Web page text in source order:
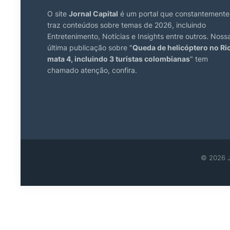
O site Jornal Capital é um portal que constantemente
traz conteúdos sobre temas de 2026, incluindo
Entretenimento, Notícias e Insights entre outros.
última publicação sobre "Queda de helicóptero no
mata 4, incluindo 3 turistas colombianas" tem
chamado atenção, confira.
© 2026